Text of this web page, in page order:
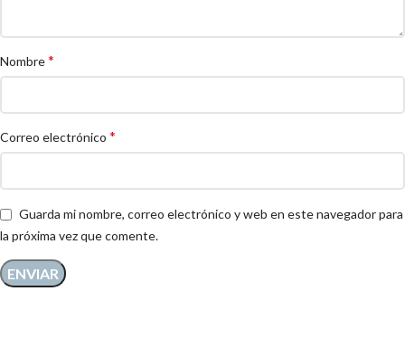
Nombre*
Correo electrónico *
Guarda mi nombre, correo electrónico y web en este navegador para
la próxima vez que comente.